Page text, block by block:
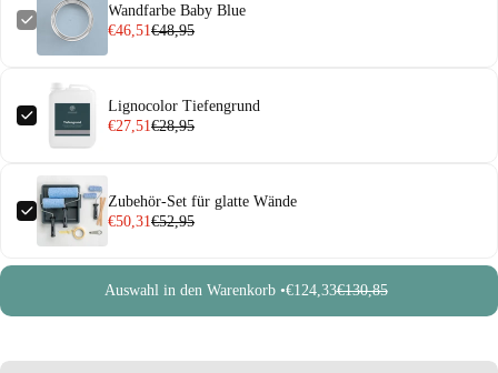
Wandfarbe Baby Blue
€46,51€48,95
Lignocolor Tiefengrund
€27,51€28,95
Zubehör-Set für glatte Wände
€50,31€52,95
Auswahl in den Warenkorb •€124,33€130,85